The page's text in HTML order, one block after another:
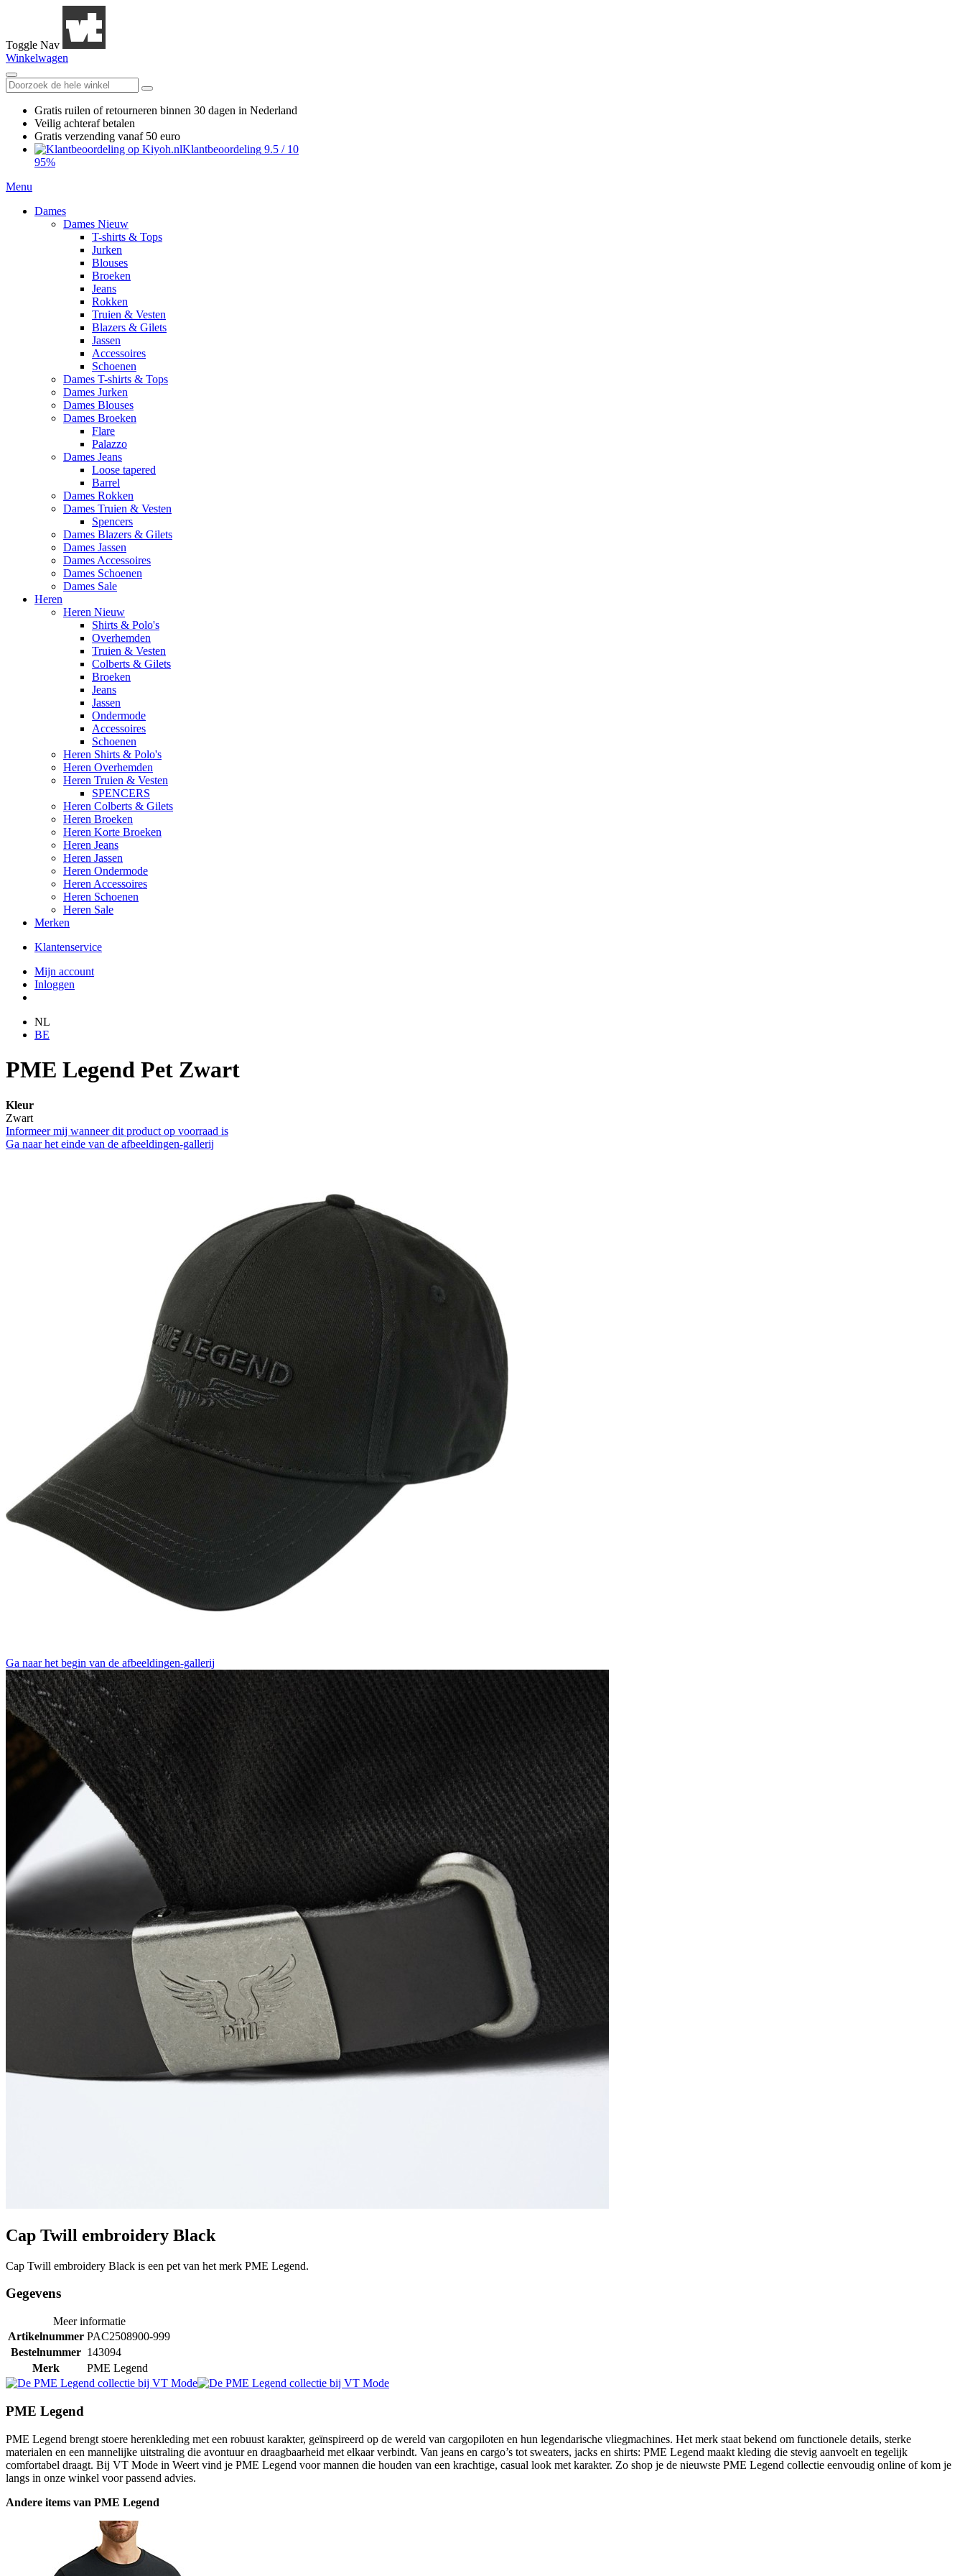
Toggle Nav
Winkelwagen
Gratis ruilen of retourneren binnen 30 dagen in Nederland
Veilig achteraf betalen
Gratis verzending vanaf 50 euro
Klantbeoordeling 9.5 / 10
95%
Menu
Dames
Dames Nieuw
T-shirts & Tops
Jurken
Blouses
Broeken
Jeans
Rokken
Truien & Vesten
Blazers & Gilets
Jassen
Accessoires
Schoenen
Dames T-shirts & Tops
Dames Jurken
Dames Blouses
Dames Broeken
Flare
Palazzo
Dames Jeans
Loose tapered
Barrel
Dames Rokken
Dames Truien & Vesten
Spencers
Dames Blazers & Gilets
Dames Jassen
Dames Accessoires
Dames Schoenen
Dames Sale
Heren
Heren Nieuw
Shirts & Polo's
Overhemden
Truien & Vesten
Colberts & Gilets
Broeken
Jeans
Jassen
Ondermode
Accessoires
Schoenen
Heren Shirts & Polo's
Heren Overhemden
Heren Truien & Vesten
SPENCERS
Heren Colberts & Gilets
Heren Broeken
Heren Korte Broeken
Heren Jeans
Heren Jassen
Heren Ondermode
Heren Accessoires
Heren Schoenen
Heren Sale
Merken
Klantenservice
Mijn account
Inloggen
NL
BE
PME Legend Pet Zwart
Kleur
Zwart
Informeer mij wanneer dit product op voorraad is
Ga naar het einde van de afbeeldingen-gallerij
Ga naar het begin van de afbeeldingen-gallerij
Cap Twill embroidery Black
Cap Twill embroidery Black is een pet van het merk PME Legend.
Gegevens
Meer informatie
Artikelnummer PAC2508900-999
Bestelnummer 143094
Merk
PME Legend
PME Legend
PME Legend brengt stoere herenkleding met een robuust karakter, geïnspireerd op de wereld van cargopiloten en hun legendarische vliegmachines. Het merk staat bekend om functionele details, sterke
materialen en een mannelijke uitstraling die avontuur en draagbaarheid met elkaar verbindt. Van jeans en cargo’s tot sweaters, jacks en shirts: PME Legend maakt kleding die stevig aanvoelt en tegelijk
comfortabel draagt. Bij VT Mode in Weert vind je PME Legend voor mannen die houden van een krachtige, casual look met karakter. Zo shop je de nieuwste PME Legend collectie eenvoudig online of kom je
langs in onze winkel voor passend advies.
Andere items van PME Legend